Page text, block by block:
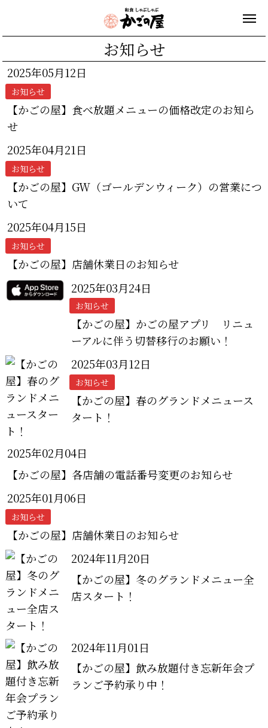
お知らせ
2025年05月12日
お知らせ
【かごの屋】食べ放題メニューの価格改定のお知ら
せ
2025年04月21日
お知らせ
【かごの屋】GW（ゴールデンウィーク）の営業につ
いて
2025年04月15日
お知らせ
【かごの屋】店舗休業日のお知らせ
2025年03月24日
お知らせ
【かごの屋】かごの屋アプリ リニュ
ーアルに伴う切替移行のお願い！
2025年03月12日
お知らせ
【かごの屋】春のグランドメニュース
タート！
2025年02月04日
【かごの屋】各店舗の電話番号変更のお知らせ
2025年01月06日
お知らせ
【かごの屋】店舗休業日のお知らせ
2024年11月20日
【かごの屋】冬のグランドメニュー全
店スタート！
2024年11月01日
【かごの屋】飲み放題付き忘新年会プ
ランご予約承り中！